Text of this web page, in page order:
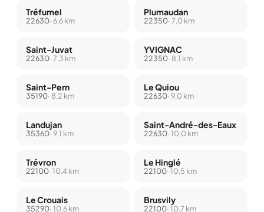
Tréfumel
22630· 6,6 km
Plumaudan
22350· 7,0 km
Saint-Juvat
22630· 7,3 km
YVIGNAC
22350· 8,1 km
Saint-Pern
35190· 8,2 km
Le Quiou
22630· 9,0 km
Landujan
35360· 9,1 km
Saint-André-des-Eaux
22630· 10,0 km
Trévron
22100· 10,4 km
Le Hinglé
22100· 10,5 km
Le Crouais
35290· 10,6 km
Brusvily
22100· 10,7 km